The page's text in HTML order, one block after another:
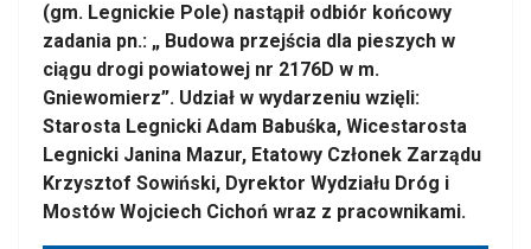
(gm. Legnickie Pole) nastąpił odbiór końcowy
zadania pn.: „ Budowa przejścia dla pieszych w
ciągu drogi powiatowej nr 2176D w m.
Gniewomierz”. Udział w wydarzeniu wzięli:
Starosta Legnicki Adam Babuśka, Wicestarosta
Legnicki Janina Mazur, Etatowy Członek Zarządu
Krzysztof Sowiński, Dyrektor Wydziału Dróg i
Mostów Wojciech Cichoń wraz z pracownikami.